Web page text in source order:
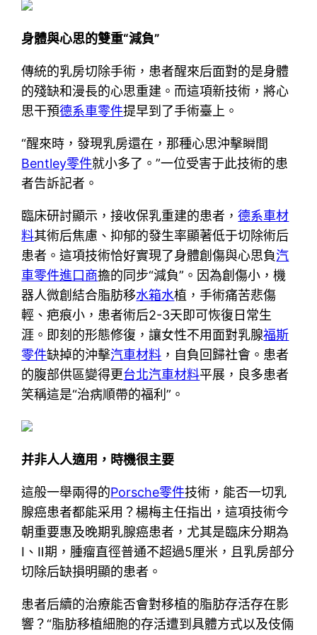
身體與心思的雙重“減負”
傳統的乳房切除手術，患者醒來后面對的是身體
的殘缺和漫長的心思重建。而這項新技術，將心
思干預德系車零件提早到了手術臺上。
“醒來時，發現乳房還在，那種心思沖擊瞬間
Bentley零件就小多了。”一位受害于此技術的患
者告訴記者。
臨床研討顯示，接收保乳重建的患者，德系車材
料其術后焦慮、抑郁的發生率顯著低于切除術后
患者。這項技術恰好實現了身體創傷與心思負汽
車零件進口商擔的同步“減負”。因為創傷小，機
器人微創結合脂肪移水箱水植，手術痛苦悲傷
輕、疤痕小，患者術后2-3天即可恢復日常生
涯。即刻的形態修復，讓女性不用面對乳腺福斯
零件缺掉的沖擊汽車材料 ，自負回歸社會。患者
的腹部供區變得更台北汽車材料平展，良多患者
笑稱這是“治病順帶的福利”。
并非人人適用，時機很主要
這般一舉兩得的Porsche零件技術，能否一切乳
腺癌患者都能采用？楊梅主任指出，這項技術今
朝重要惠及晚期乳腺癌患者，尤其是臨床分期為
Ⅰ、Ⅱ期，腫瘤直徑普通不超過5厘米，且乳房部分
切除后缺損明顯的患者。
患者后續的治療能否會對移植的脂肪存活存在影
響？“脂肪移植細胞的存活遭到具體方式以及伎倆